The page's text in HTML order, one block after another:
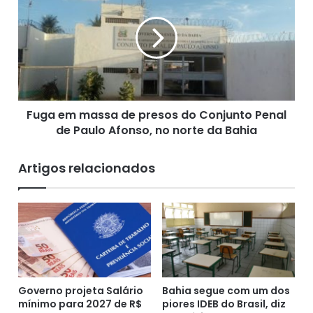
Fonte: G1, (08/09/2020)
d
S
i
n
t
r
a
c
o
n
c
e
d
e
r
a
m
m
a
s
p
r
e
o
s
d
o
C
o
Fuga em massa de presos do Conjunto Penal
de Paulo Afonso, no norte da Bahia
Artigos relacionados
Governo projeta Salário
mínimo para 2027 de R$
Bahia segue com um dos
piores IDEB do Brasil, diz